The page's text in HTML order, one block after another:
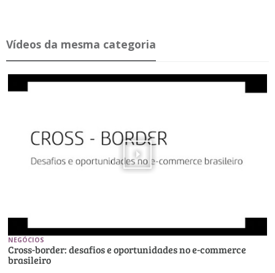
Ví­deos da mesma ca­te­goria
NEGÓCIOS
Cross-border: desafios e oportunidades no e-commerce
brasileiro